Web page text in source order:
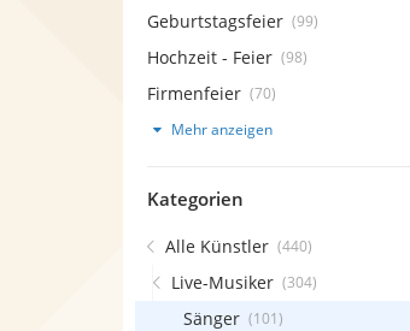
Geburtstagsfeier (99)
Hochzeit - Feier (98)
Firmenfeier (70)
Mehr anzeigen
Kategorien
Alle Künstler (440)
Live-Musiker (304)
Sänger (101)